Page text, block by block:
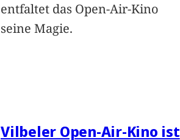
entfaltet das Open-Air-Kino
seine Magie.
Vilbeler Open-Air-Kino ist